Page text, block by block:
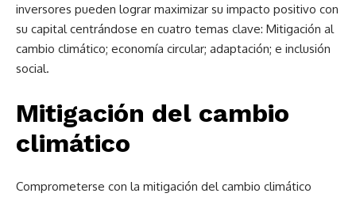
inversores pueden lograr maximizar su impacto positivo con
su capital centrándose en cuatro temas clave: Mitigación al
cambio climático; economía circular; adaptación; e inclusión
social.
Mitigación del cambio
climático
Comprometerse con la mitigación del cambio climático